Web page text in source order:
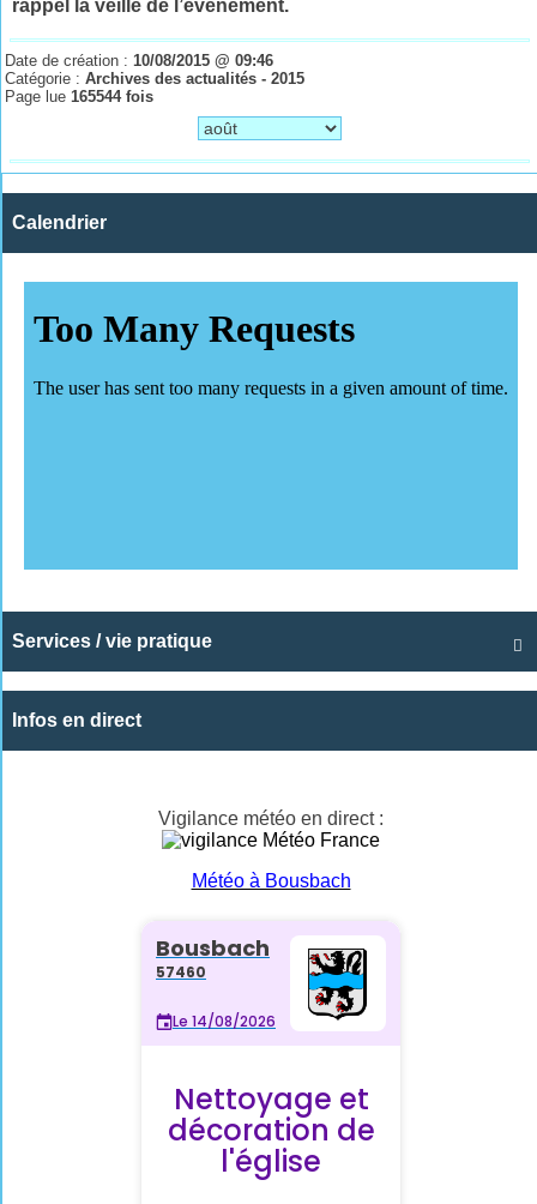
rappel la veille de l’événement.
Date de création : 10/08/2015 @ 09:46
Catégorie :Archives des actualités - 2015
Page lue 165544 fois
Calendrier

Services / vie pratique
Infos en direct
Vigilance météo en direct :
Météo à Bousbach